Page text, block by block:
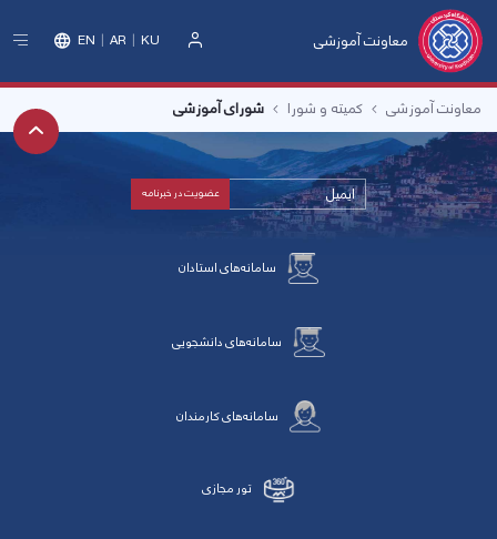
معاونت آموزشی EN AR KU
معاونت آموزشی کمیته و شورا شورای آموزشی
سامانه‌های استادان
سامانه‌های دانشجویی
سامانه‌های کارمندان
تور مجازی